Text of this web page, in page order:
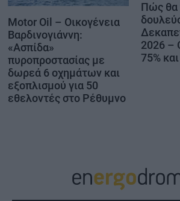
Motor Oil – Οικογένεια
Βαρδινογιάννη:
«Ασπίδα»
πυροπροστασίας με
δωρεά 6 οχημάτων και
εξοπλισμού για 50
εθελοντές στο Ρέθυμνο
Πώς θα
2026 –
75%